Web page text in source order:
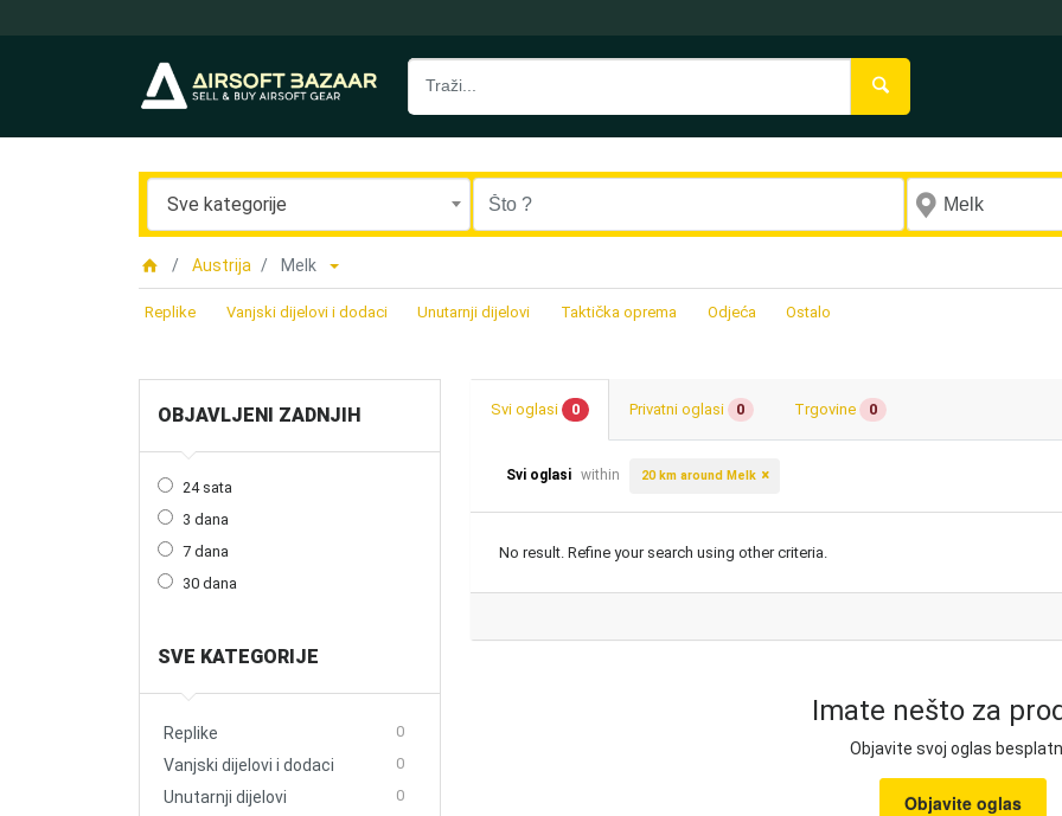
Sve kategorije
Austrija Melk
Replike Vanjski dijelovi i dodaci Unutarnji dijelovi Taktička oprema Odjeća Ostalo
OBJAVLJENI ZADNJIH
24 sata
3 dana
7 dana
30 dana
SVE KATEGORIJE
Replike 0
Vanjski dijelovi i dodaci 0
Unutarnji dijelovi 0
Svi oglasi 0 Privatni oglasi 0 Trgovine 0
Svi oglasi within 20 km around Melk
No result. Refine your search using other criteria.
Imate nešto za
Objavite svoj oglas
Objavite oglas